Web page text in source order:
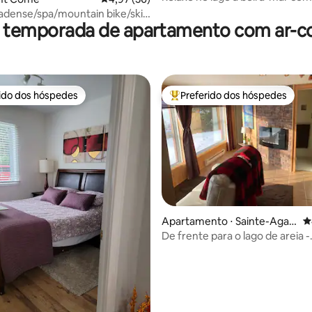
spa/mountain bike/ski
de apartamento com ar-
de 5, 117 avaliações
preferidos dos hóspedes
dos hóspedes Entre os melhores preferidos
Preferido dos hóspedes
Apartamento ⋅ Sainte-Agat
he-des-Monts
De frente para o lago de areia -